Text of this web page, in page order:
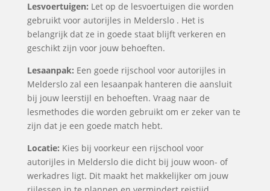
Lesvoertuigen: Let op de lesvoertuigen die worden
gebruikt voor autorijles in Melderslo . Het is
belangrijk dat ze in goede staat blijft verkeren en
geschikt zijn voor jouw behoeften.
Lesaanpak: Een goede rijschool voor autorijles in
Melderslo zal een lesaanpak hanteren die aansluit
bij jouw leerstijl en behoeften. Vraag naar de
lesmethodes die worden gebruikt om er zeker van te
zijn dat je een goede match hebt.
Locatie: Kies bij voorkeur een rijschool voor
autorijles in Melderslo die dicht bij jouw woon- of
werkadres ligt. Dit maakt het makkelijker om jouw